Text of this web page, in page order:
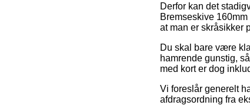
Derfor kan det
Bremseskive
at man er skråsikker
Du skal bare være
hamrende gunstig,
med kort er dog
Vi foreslår generelt
afdragsordning fra